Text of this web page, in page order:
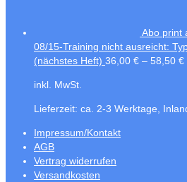
Abo print
08/15-Training nicht ausreicht:
(nächstes Heft) 36,00 € – 58,50 €
inkl. MwSt.
Lieferzeit: ca. 2-3 Werktage,
Impressum/Kontakt
AGB
Vertrag widerrufen
Versandkosten